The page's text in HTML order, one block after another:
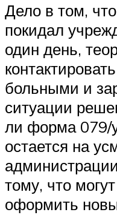
Дело в том,
покидал
один день,
больными и
ситуации
ли форма 079/
остается на
тому, что
оформить